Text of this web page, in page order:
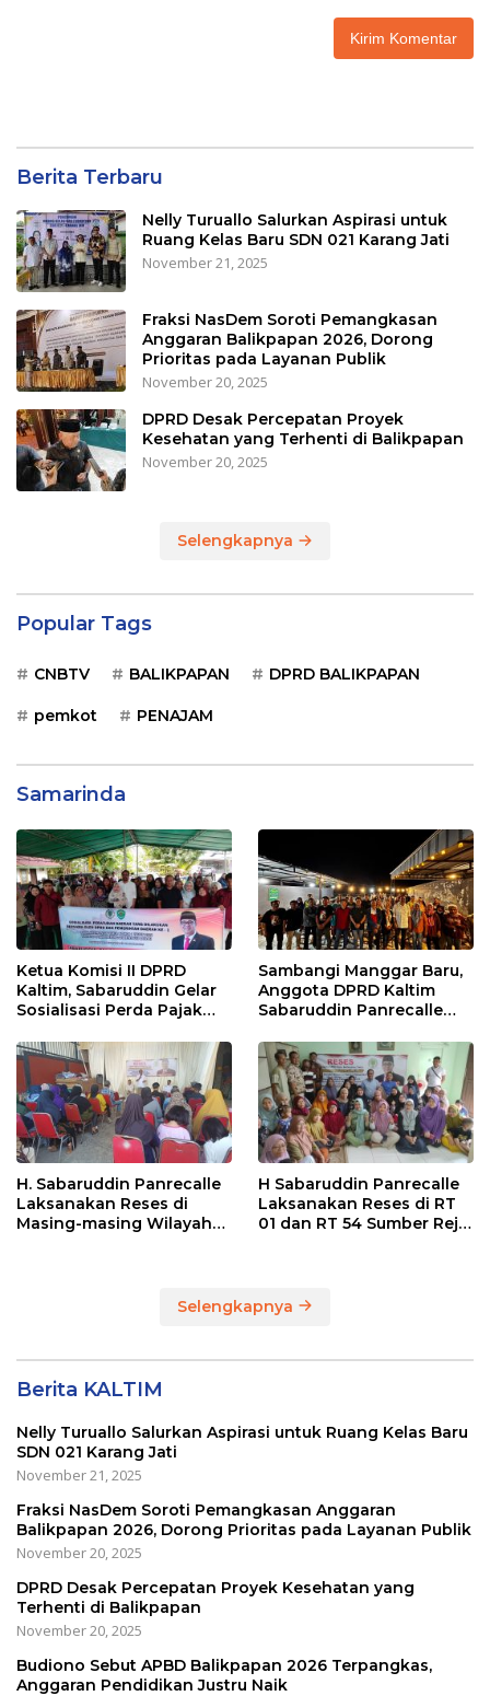
Berita Terbaru
Nelly Turuallo Salurkan Aspirasi untuk
Ruang Kelas Baru SDN 021 Karang Jati
November 21, 2025
Fraksi NasDem Soroti Pemangkasan
Anggaran Balikpapan 2026, Dorong
Prioritas pada Layanan Publik
November 20, 2025
DPRD Desak Percepatan Proyek
Kesehatan yang Terhenti di Balikpapan
November 20, 2025
Selengkapnya
Popular Tags
CNBTV BALIKPAPAN DPRD BALIKPAPAN
pemkot PENAJAM
Samarinda
Ketua Komisi II DPRD
Kaltim, Sabaruddin Gelar
Sosialisasi Perda Pajak
Sepinggan Raya
Balikpapan
Sambangi Manggar Baru,
Anggota DPRD Kaltim
Sabaruddin Panrecalle
Balikpapan
H. Sabaruddin Panrecalle
Laksanakan Reses di
Masing-masing Wilayah
H Sabaruddin Panrecalle
Laksanakan Reses di RT
01 dan RT 54 Sumber Rejo
Selengkapnya
Berita KALTIM
Nelly Turuallo Salurkan Aspirasi untuk Ruang Kelas Baru
SDN 021 Karang Jati
November 21, 2025
Fraksi NasDem Soroti Pemangkasan Anggaran
Balikpapan 2026, Dorong Prioritas pada Layanan Publik
November 20, 2025
DPRD Desak Percepatan Proyek Kesehatan yang
Terhenti di Balikpapan
November 20, 2025
Budiono Sebut APBD Balikpapan 2026 Terpangkas,
Anggaran Pendidikan Justru Naik